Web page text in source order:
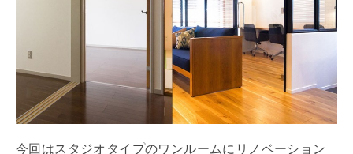
今回はスタジオタイプのワンルームに リノベーション